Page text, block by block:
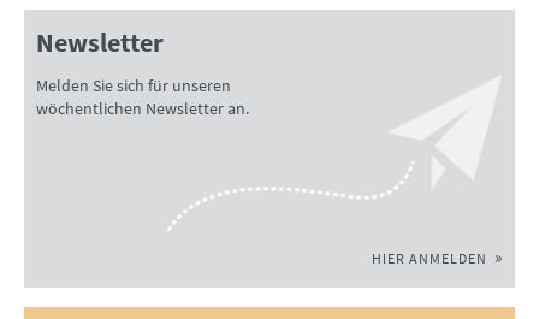
Newsletter
Melden Sie sich für unseren
wöchentlichen Newsletter an.
HIER ANMELDEN